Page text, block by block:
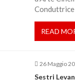
READ
26 Maggio
Sestri